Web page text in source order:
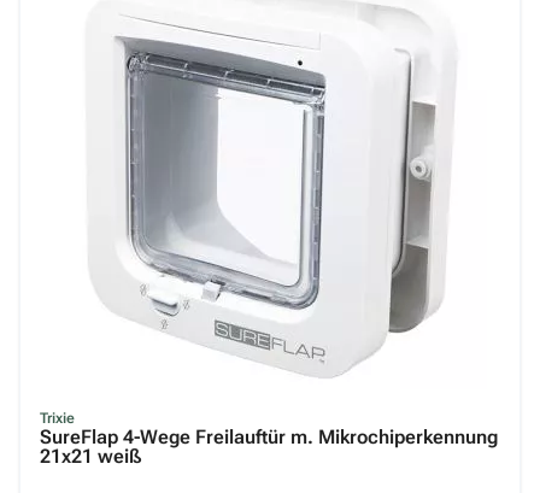
Trixie
SureFlap 4-Wege Freilauftür m. Mikrochiperkennung
21x21 weiß